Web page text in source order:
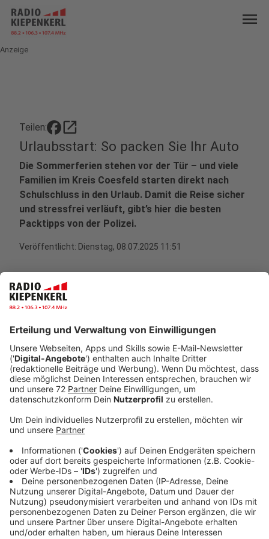
menu
Anzeige
Teilen: open_in_new
Urlaubsstart: So packen Sie Ihr Auto
Die Sommerferien stehen vor der Tür – und viele
Familien im Kreis Coesfeld starten direkt nach
Schulschluss in den Urlaub. Damit die Reise sicher
und stressfrei verläuft, gibt’s hier die besten
Packtipps von der Polizei.
Veröffentlicht: Dienstag, 08.07.2025 11:51
Packen mit Plan – nicht erst auf den letzten
Drücker
Anzeige
Freitag ist letzter Schultag – und schon beginnt für
viele die große Reise. Damit unterwegs nichts
schiefläuft, ist gutes Packen entscheidend. Sascha
Kappel von der Polizei im Kreis Coesfeld hat klare
Empfehlungen.
Anzeige